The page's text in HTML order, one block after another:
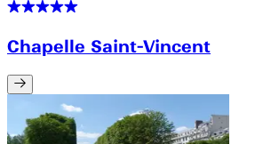
Chapelle Saint-Vincent